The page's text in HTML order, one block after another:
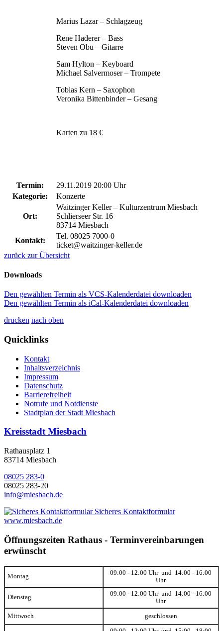
Marius Lazar – Schlagzeug
Rene Haderer – Bass
Steven Obu – Gitarre
Sam Hylton – Keyboard
Michael Salvermoser – Trompete
Tobias Kern – Saxophon
Veronika Bittenbinder – Gesang
Karten zu 18 €
Termin:
29.11.2019 20:00 Uhr
Kategorie:
Konzerte
Ort:
Waitzinger Keller – Kulturzentrum Miesbach
Schlierseer Str. 16
83714 Miesbach
Kontakt:
Tel. 08025 7000-0
ticket@waitzinger-keller.de
zurück zur Übersicht
Downloads
Den gewählten Termin als VCS-Kalenderdatei downloaden
Den gewählten Termin als iCal-Kalenderdatei downloaden
drucken nach oben
Quicklinks
Kontakt
Inhaltsverzeichnis
Impressum
Datenschutz
Barrierefreiheit
Notrufe und Notdienste
Stadtplan der Stadt Miesbach
Kreisstadt Miesbach
Rathausplatz 1
83714 Miesbach
08025 283-0
08025 283-20
info@miesbach.de
Sicheres Kontaktformular
www.miesbach.de
Öffnungszeiten Rathaus - Terminvereinbarungen
erwünscht
Montag
09:00 - 12:00 Uhr und 14:00 - 16:00
Uhr
Dienstag
09:00 - 12:00 Uhr und 14:00 - 16:00
Uhr
Mittwoch geschlossen